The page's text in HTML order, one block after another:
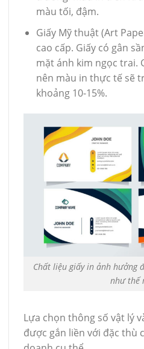
màu tối, đậm.
Giấy Mỹ thuật (Art
cao cấp. Giấy có gân
mặt ánh kim ngọc trai.
nên màu in thực tế sẽ
khoảng 10-15%.
Chất liệu giấy in ảnh hưởng
như thế
Lựa chọn thông số vật lý
được gắn liền với đặc thù